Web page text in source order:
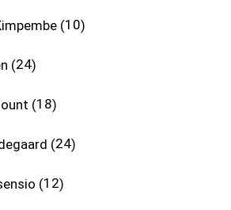
10
24
18
24
12